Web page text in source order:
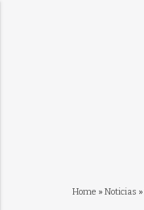
Home » Noticias »